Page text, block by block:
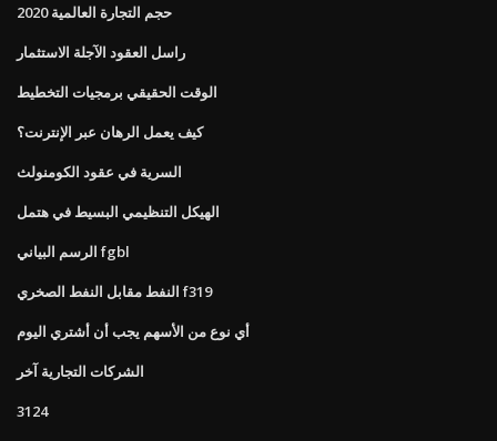
حجم التجارة العالمية 2020
راسل العقود الآجلة الاستثمار
الوقت الحقيقي برمجيات التخطيط
كيف يعمل الرهان عبر الإنترنت؟
السرية في عقود الكومنولث
الهيكل التنظيمي البسيط في هتمل
الرسم البياني fgbl
النفط مقابل النفط الصخري f319
أي نوع من الأسهم يجب أن أشتري اليوم
الشركات التجارية آخر
3124